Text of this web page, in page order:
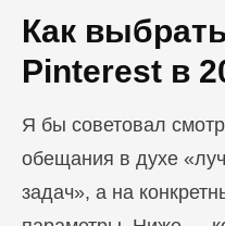
Как
Pinterest в
Я бы советовал
обещания в духе
задач», а на
Похожиестатьи
ПЕРЕЙТИ В